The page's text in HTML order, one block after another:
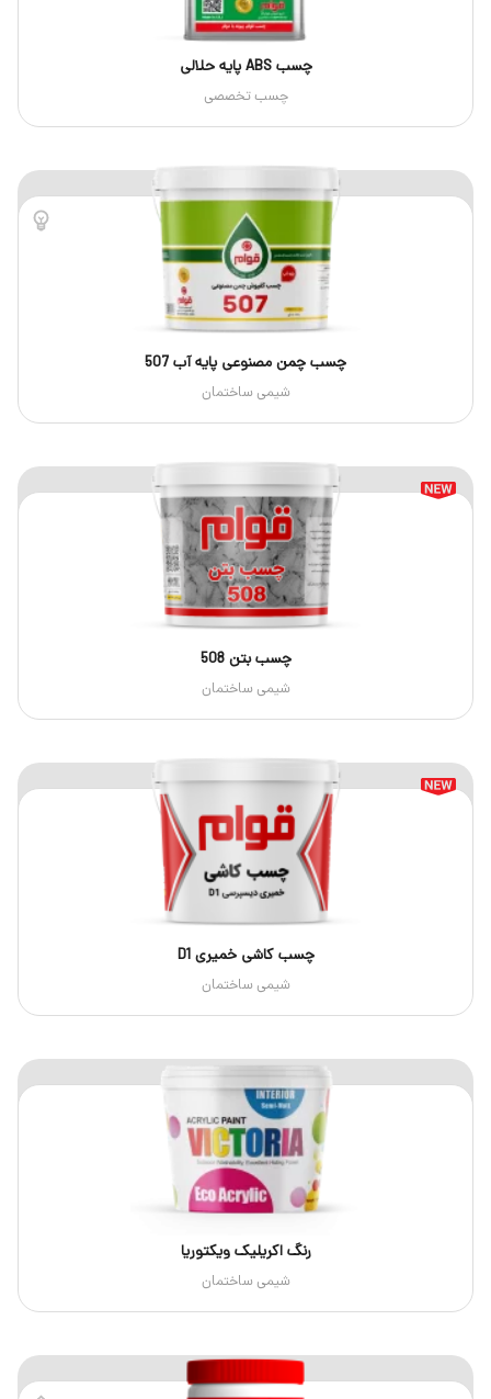
چسب ABS پایه حلالی
چسب تخصصی
چسب چمن مصنوعی پایه آب 507
شیمی ساختمان
چسب بتن 508
شیمی ساختمان
چسب کاشی خمیری D1
شیمی ساختمان
رنگ اکریلیک ویکتوریا
شیمی ساختمان